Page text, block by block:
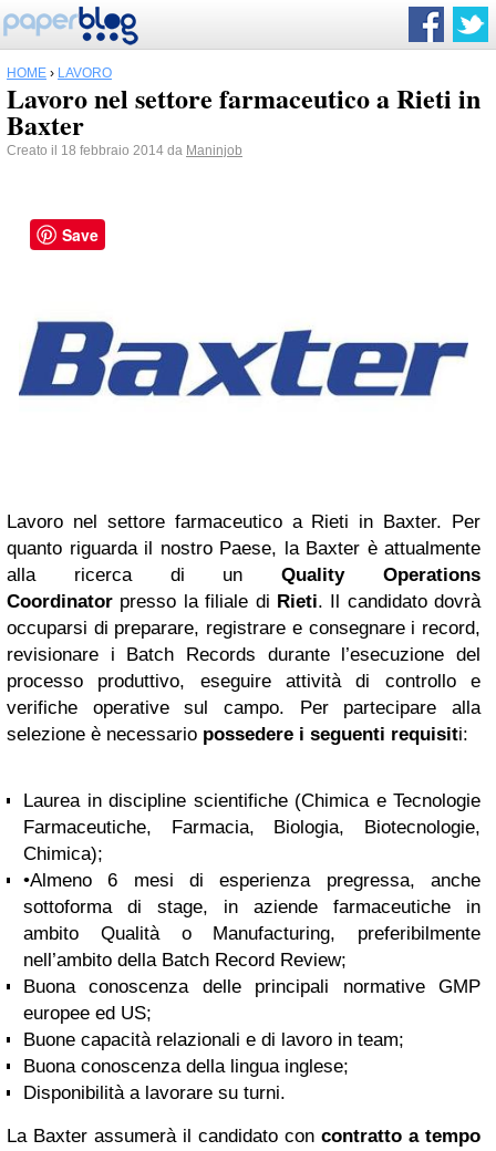
HOME › LAVORO
Lavoro nel settore farmaceutico a Rieti in
Baxter
Creato il 18 febbraio 2014 da Maninjob
Lavoro nel settore farmaceutico a Rieti in Baxter. Per
quanto riguarda il nostro Paese, la Baxter è attualmente
alla ricerca di unQuality Operations
Coordinator presso la filiale di Rieti. Il candidato dovrà
occuparsi di preparare, registrare e consegnare i record,
revisionare i Batch Records durante l’esecuzione del
processo produttivo, eseguire attività di controllo e
verifiche operative sul campo. Per partecipare alla
selezione è necessario possedere i seguenti requisiti:
Laurea in discipline scientifiche (Chimica e Tecnologie
Farmaceutiche, Farmacia, Biologia, Biotecnologie,
Chimica);
•Almeno 6 mesi di esperienza pregressa, anche
sottoforma di stage, in aziende farmaceutiche in
ambito Qualità o Manufacturing, preferibilmente
nell’ambito della Batch Record Review;
Buona conoscenza delle principali normative GMP
europee ed US;
Buone capacità relazionali e di lavoro in team;
Buona conoscenza della lingua inglese;
Disponibilità a lavorare su turni.
La Baxter assumerà il candidato con contratto a tempo
Save